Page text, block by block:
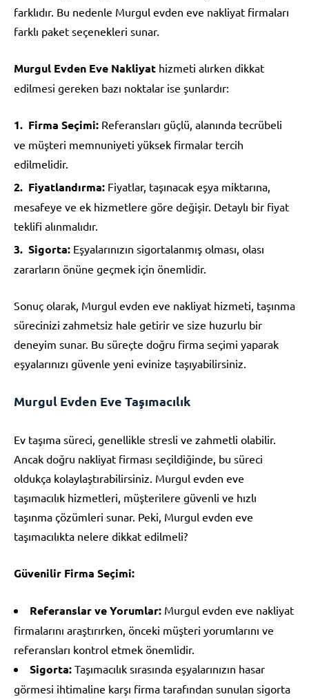
farklıdır. Bu nedenle Murgul evden eve nakliyat firmaları
farklı paket seçenekleri sunar.
Murgul Evden Eve Nakliyat hizmeti alırken dikkat
edilmesi gereken bazı noktalar ise şunlardır:
Firma Seçimi: Referansları güçlü, alanında tecrübeli
ve müşteri memnuniyeti yüksek firmalar tercih
edilmelidir.
Fiyatlandırma: Fiyatlar, taşınacak eşya miktarına,
mesafeye ve ek hizmetlere göre değişir. Detaylı bir fiyat
teklifi alınmalıdır.
Sigorta: Eşyalarınızın sigortalanmış olması, olası
zararların önüne geçmek için önemlidir.
Sonuç olarak, Murgul evden eve nakliyat hizmeti, taşınma
sürecinizi zahmetsiz hale getirir ve size huzurlu bir
deneyim sunar. Bu süreçte doğru firma seçimi yaparak
eşyalarınızı güvenle yeni evinize taşıyabilirsiniz.
Murgul Evden Eve Taşımacılık
Ev taşıma süreci, genellikle stresli ve zahmetli olabilir.
Ancak doğru nakliyat firması seçildiğinde, bu süreci
oldukça kolaylaştırabilirsiniz. Murgul evden eve
taşımacılık hizmetleri, müşterilere güvenli ve hızlı
taşınma çözümleri sunar. Peki, Murgul evden eve
taşımacılıkta nelere dikkat edilmeli?
Güvenilir Firma Seçimi:
Referanslar ve Yorumlar: Murgul evden eve nakliyat
firmalarını araştırırken, önceki müşteri yorumlarını ve
referansları kontrol etmek önemlidir.
Sigorta: Taşımacılık sırasında eşyalarınızın hasar
görmesi ihtimaline karşı firma tarafından sunulan sigorta